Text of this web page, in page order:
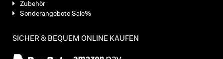
Zubehör
Sonderangebote Sale%
SICHER & BEQUEM ONLINE KAUFEN